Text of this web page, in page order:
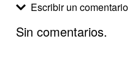
lento suspense, y
superar el pasado."(*CR*)
Escribir un comentario
Sin comentarios.